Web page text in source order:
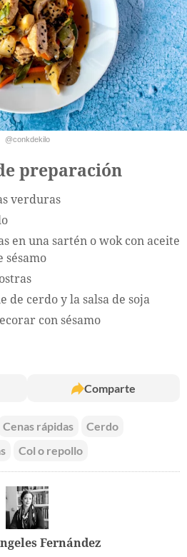
@conkdekilo
preparación
verduras
en una sartén o wok con aceite
sésamo
de cerdo y la salsa de soja
con sésamo
Comparte
Cenas rápidas
Cerdo
Col o repollo
Fernández